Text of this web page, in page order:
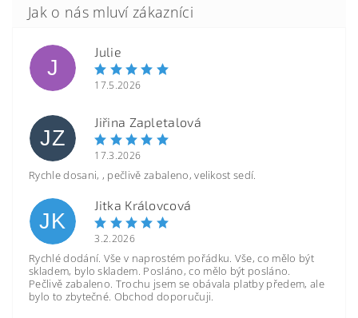
J
Julie
17.5.2026
JZ
Jiřina Zapletalová
17.3.2026
Rychle dosani, , pečlivě zabaleno, velikost sedí.
JK
Jitka Královcová
3.2.2026
Rychlé dodání. Vše v naprostém pořádku. Vše, co mělo být
skladem, bylo skladem. Posláno, co mělo být posláno.
Pečlivě zabaleno. Trochu jsem se obávala platby předem, ale
bylo to zbytečné. Obchod doporučuji.